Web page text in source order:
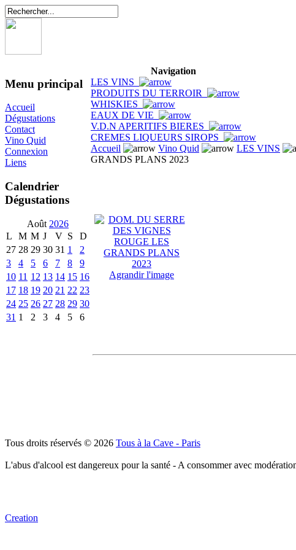
Menu principal
Accueil
Dégustations
Contact
Vino Quid
Connexion
Liens
Calendrier
Dégustations
Août 2026
L
M M J V S
D
27 28 29 30 31 1
2
3
4 5 6 7 8
9
10 11 12 13 14 15 16
17 18 19 20 21 22 23
24 25 26 27 28 29 30
31 1 2 3 4 5 6
Navigation
LES VINS
PRODUITS DU TERROIR
WHISKIES
EAUX DE VIE
V.D.N APERITIFS BIERES
CREMES LIQUEURS SIROPS
Accueil
Vino Quid LES VINS
GRANDS PLANS 2023
Agrandir l'image
Tous droits réservés © 2026 Tous à la Cave - Paris
L'abus d'alcool est dangereux pour la santé - A consommer avec
Creation